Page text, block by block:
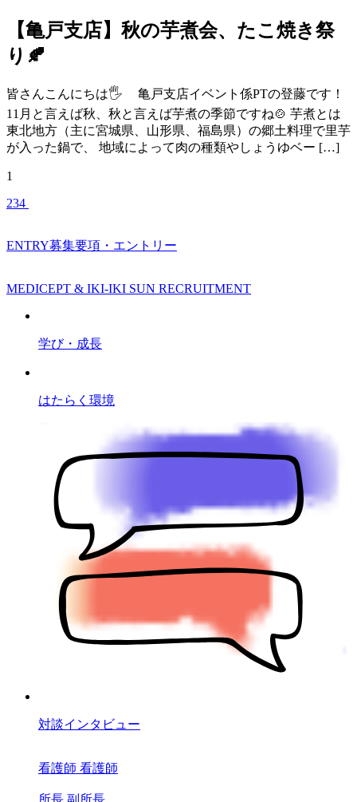
【亀戸支店】秋の芋煮会、たこ焼き祭
り🍂
皆さんこんにちは🖐️ 亀戸支店イベント係PTの登藤です！
11月と言えば秋、秋と言えば芋煮の季節ですね🍲 芋煮とは
東北地方（主に宮城県、山形県、福島県）の郷土料理で里芋
が入った鍋で、 地域によって肉の種類やしょうゆベー […]
1
234
ENTRY募集要項・エントリー
MEDICEPT & IKI-IKI SUN RECRUITMENT
学び・成長
はたらく環境
対談インタビュー
看護師 看護師